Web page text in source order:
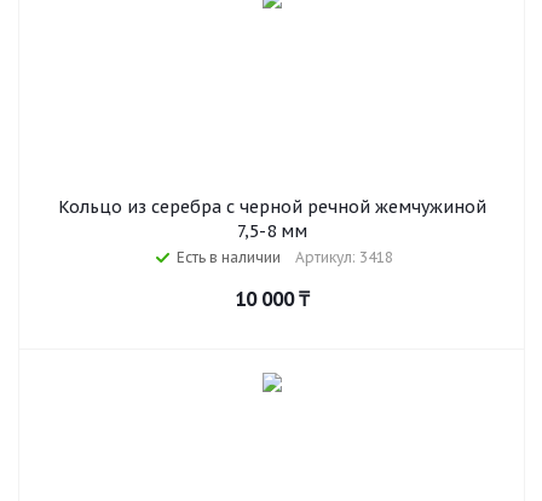
Кольцо из серебра с черной речной жемчужиной
7,5-8 мм
Есть в наличии Артикул: 3418
10 000₸